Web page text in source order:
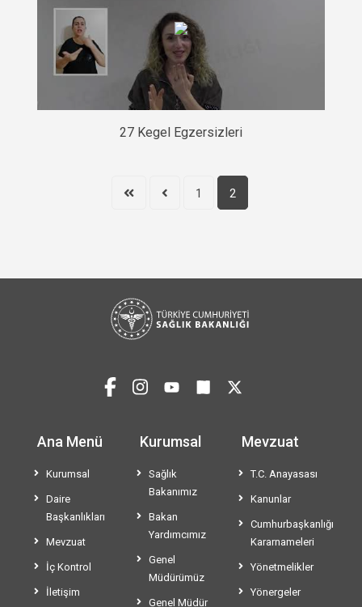
27 Kegel Egzersizleri
1 2
Ana Menü
Kurumsal
Daire
Başkanlıkları
Mevzuat
İç Kontrol
İletişim
Kurumsal
Sağlık
Bakanımız
Bakan
Yardımcımız
Genel
Müdürümüz
Genel Müdür
Mevzuat
T.C. Anayasası
Kanunlar
Cumhurbaşkanlığı
Kararnameleri
Yönetmelikler
Yönergeler